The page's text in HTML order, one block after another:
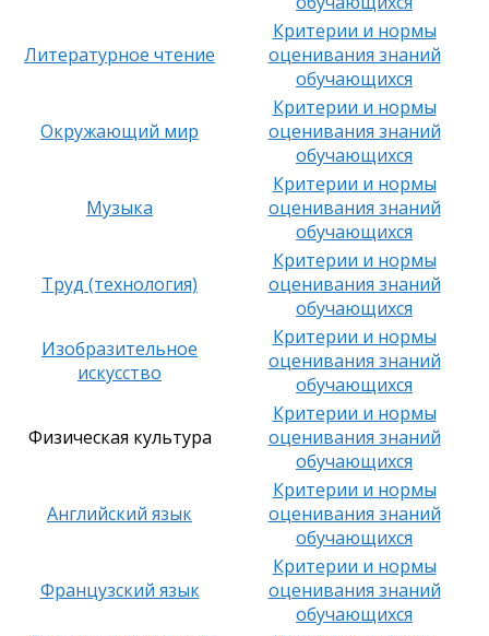
Литературное чтение
Критерии и нормы
оценивания знаний
обучающихся
Окружающий мир
Критерии и нормы
оценивания знаний
обучающихся
Музыка
Критерии и нормы
оценивания знаний
обучающихся
Труд (технология)
Критерии и нормы
оценивания знаний
обучающихся
Изобразительное
искусство
Критерии и нормы
оценивания знаний
обучающихся
Физическая культура
Критерии и нормы
оценивания знаний
обучающихся
Английский язык
Критерии и нормы
оценивания знаний
обучающихся
Французский язык
Критерии и нормы
оценивания знаний
обучающихся